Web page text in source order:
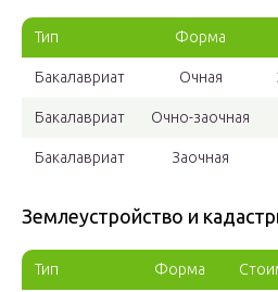
Тип Форма
Бакалавриат Очная
Бакалавриат Очно-заочная
Бакалавриат Заочная
Землеустройство и
Тип Форма